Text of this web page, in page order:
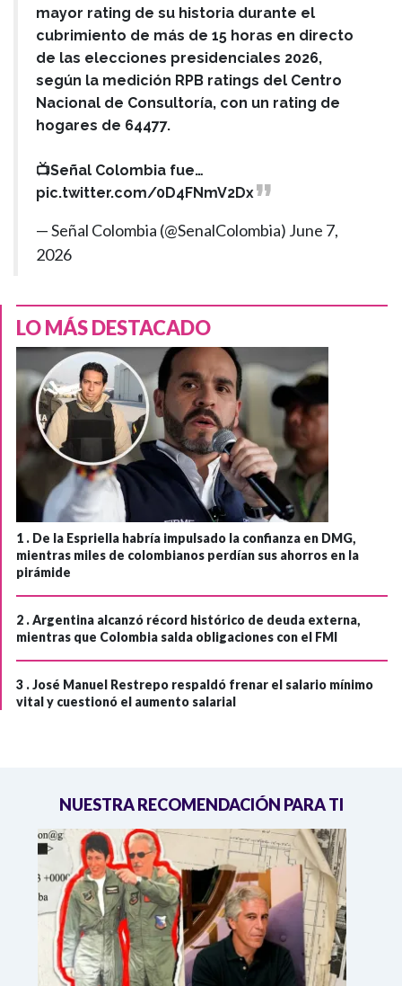
mayor rating de su historia durante el
cubrimiento de más de 15 horas en directo
de las elecciones presidenciales 2026,
según la medición RPB ratings del Centro
Nacional de Consultoría, con un rating de
hogares de 64477.
📺Señal Colombia fue…
pic.twitter.com/0D4FNmV2Dx
— Señal Colombia (@SenalColombia) June 7,
2026
LO MÁS DESTACADO
1 . De la Espriella habría impulsado la confianza en DMG,
mientras miles de colombianos perdían sus ahorros en la
pirámide
2 .Argentina alcanzó récord histórico de deuda externa,
mientras que Colombia salda obligaciones con el FMI
3 .José Manuel Restrepo respaldó frenar el salario mínimo
vital y cuestionó el aumento salarial
NUESTRA RECOMENDACIÓN PARA TI